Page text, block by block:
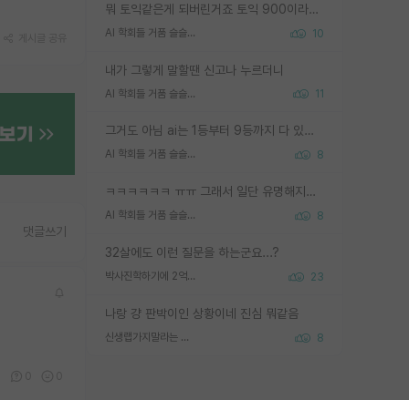
뭐 토익같은게 되버린거죠 토익 900이라고 영어잘하는건 아닙니다만 잘하는사람은 다 900을 넘는 그런
AI 학회들 거품 슬슬 지적이 나오네요 10
내가 그렇게 말할땐 신고나 누르더니
AI 학회들 거품 슬슬 지적이 나오네요 11
그거도 아님 ai는 1등부터 9등까지 다 있음 그거도 없는 사람은 뭐냐 교수가 그냥 못하게 한거 1등급도 교수가 막으면 안됨
AI 학회들 거품 슬슬 지적이 나오네요 8
ㅋㅋㅋㅋㅋㅋ ㅠㅠ 그래서 일단 유명해지는게 중요한거같습니다
AI 학회들 거품 슬슬 지적이 나오네요 8
32살에도 이런 질문을 하는군요...?
박사진학하기에 2억은 괜찮은 (?) 정도의 경제력인가요 23
나랑 걍 판박이인 상황이네 진심 뭐같음
신생랩가지말라는 이유가 있었구나 8
댓글쓰기